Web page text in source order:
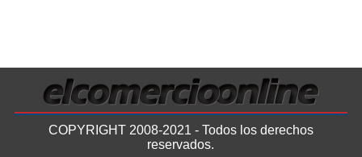
COPYRIGHT 2008-2021 - Todos los derechos
reservados.